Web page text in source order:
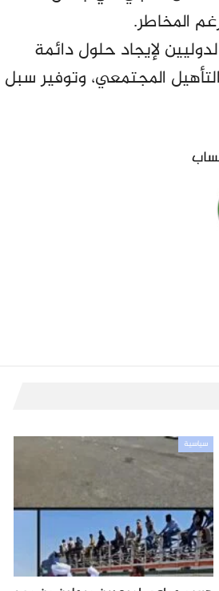
المخاطر.
لإيجاد حلول دائمة
المجتمعي، وتوفير سبل
سياسية